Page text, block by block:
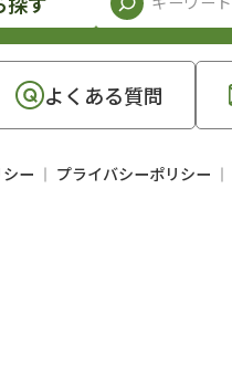
よくある質問
ー プライバシーポリシー